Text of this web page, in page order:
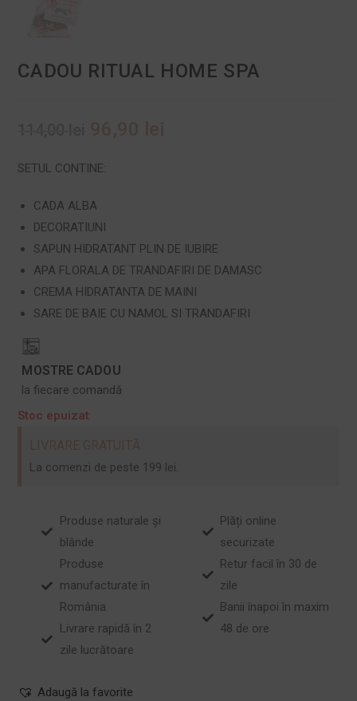
CADOU RITUAL HOME SPA
SETUL CONTINE:
CADA ALBA
DECORATIUNI
SAPUN HIDRATANT PLIN DE IUBIRE
APA FLORALA DE TRANDAFIRI DE DAMASC
CREMA HIDRATANTA DE MAINI
SARE DE BAIE CU NAMOL SI TRANDAFIRI
MOSTRE CADOU
la fiecare comandă
Stoc epuizat
LIVRARE GRATUITĂ
La comenzi de peste 199 lei.
Produse naturale și
blânde
Produse
manufacturate în
România
Livrare rapidă în 2
zile lucrătoare
Plăți online
securizate
Retur facil în 30 de
zile
Banii înapoi în maxim
48 de ore
Adaugă la favorite